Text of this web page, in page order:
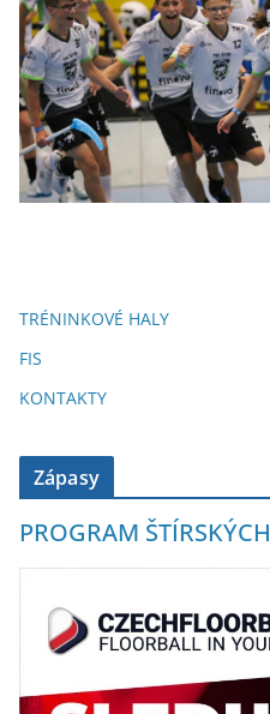
TRÉNINKOVÉ HALY
FIS
KONTAKTY
Zápasy
PROGRAM ŠTÍRSKÝCH